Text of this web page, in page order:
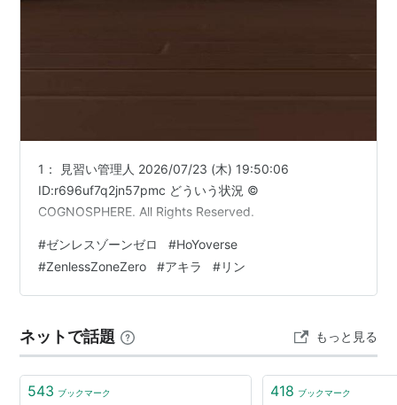
1： 見習い管理人 2026/07/23 (木) 19:50:06
ID:r696uf7q2jn57pmc どういう状況 ©
COGNOSPHERE. All Rights Reserved.
#ゼンレスゾーンゼロ #HoYoverse
#ZenlessZoneZero #アキラ #リン
ネットで話題 もっと見る
543 ブックマーク 418 ブックマーク